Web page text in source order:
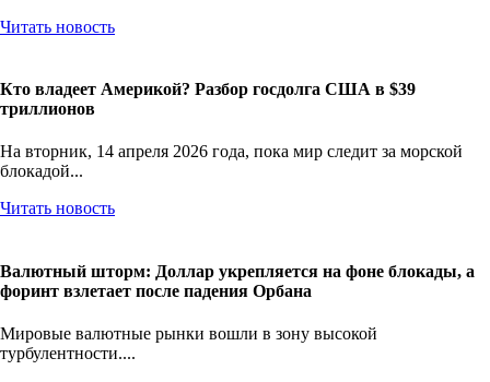
Читать новость
Кто владеет Америкой? Разбор госдолга США в $39
триллионов
На вторник, 14 апреля 2026 года, пока мир следит за морской
блокадой...
Читать новость
Валютный шторм: Доллар укрепляется на фоне блокады, а
форинт взлетает после падения Орбана
Мировые валютные рынки вошли в зону высокой
турбулентности....